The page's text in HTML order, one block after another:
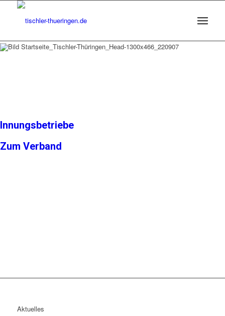
Innungsbetriebe
Zum Verband
Thüringen
Aktuelles